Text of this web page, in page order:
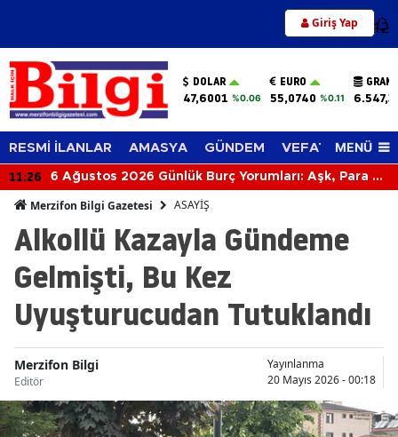
Giriş Yap 12
DOLAR
47,6001 %0.06
EURO
55,0740 %0.11
RESMİ İLANLAR AMASYA GÜNDEM VEFAT EDENLER
MENÜ
11:26
6 Ağustos 2026 Günlük Burç Yorumları: Aşk, Para ve
Neler Bekliyor?
Merzifon Bilgi Gazetesi ASAYİŞ
Alkollü Kazayla Gündeme
Gelmişti, Bu Kez
Uyuşturucudan Tutuklandı
Merzifon Bilgi
Editör
Yayınlanma
20 Mayıs 2026 - 00:18